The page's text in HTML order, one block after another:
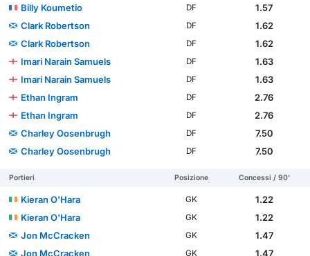
Billy Koumetio
DF
1.57
Clark Robertson
DF
1.62
Clark Robertson
DF
1.62
Imari Narain Samuels
DF
1.63
Imari Narain Samuels
DF
1.63
Ethan Ingram
DF
2.76
Ethan Ingram
DF
2.76
Charley Oosenbrugh
DF
7.50
Charley Oosenbrugh
DF 7.50
Portieri Posizione Concessi / 90'
Kieran O'Hara GK
1.22
Kieran O'Hara
GK
1.22
Jon McCracken
GK
1.47
Jon McCracken
GK 1.47